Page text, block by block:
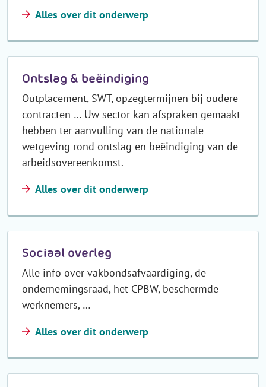
Alles over dit onderwerp
Ontslag & beëindiging
Outplacement, SWT, opzegtermijnen bij oudere
contracten … Uw sector kan afspraken gemaakt
hebben ter aanvulling van de nationale
wetgeving rond ontslag en beëindiging van de
arbeidsovereenkomst.
Alles over dit onderwerp
Sociaal overleg
Alle info over vakbondsafvaardiging, de
ondernemingsraad, het CPBW, beschermde
werknemers, …
Alles over dit onderwerp